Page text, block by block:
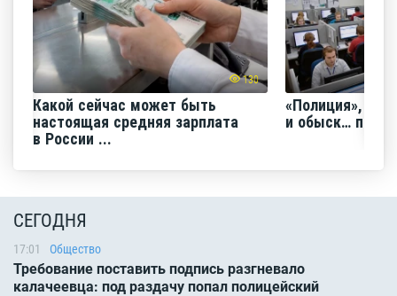
130
Какой сейчас может быть
настоящая средняя зарплата
в России ...
«Полиция»,
и обыск… по
СЕГОДНЯ
17:01 Общество
Требование поставить подпись разгневало
калачеевца: под раздачу попал полицейский